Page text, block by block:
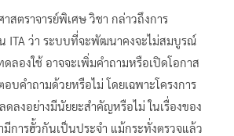
สตราจารย์พิเศษ วิชา กล่าวถึงการ
ITA ว่า ระบบที่จะพัฒนาคงจะไม่สมบูรณ์
ดลองใช้ อาจจะเพิ่มคำถามหรือเปิดโอกาส
บคำถามด้วยหรือไม่ โดยเฉพาะโครงการ
ดลงอย่างมีนัยยะสำคัญหรือไม่ ในเรื่องของ
มีการฮั้วกันเป็นประจำ แม้กระทั่งตรวจแล้ว